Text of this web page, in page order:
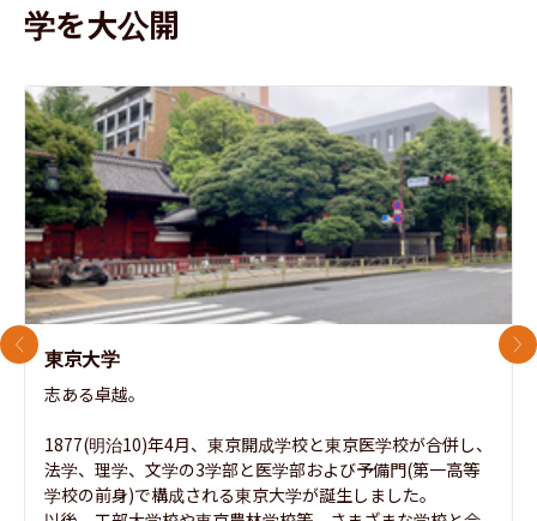
学を大公開
東京大学
志ある卓越。
1877(明治10)年4月、東京開成学校と東京医学校が合併し、
法学、理学、文学の3学部と医学部および予備門(第一高等
学校の前身)で構成される東京大学が誕生しました。
前のスライド 次